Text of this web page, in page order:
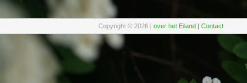
Copyright © 2026 | over het Eiland | Contact